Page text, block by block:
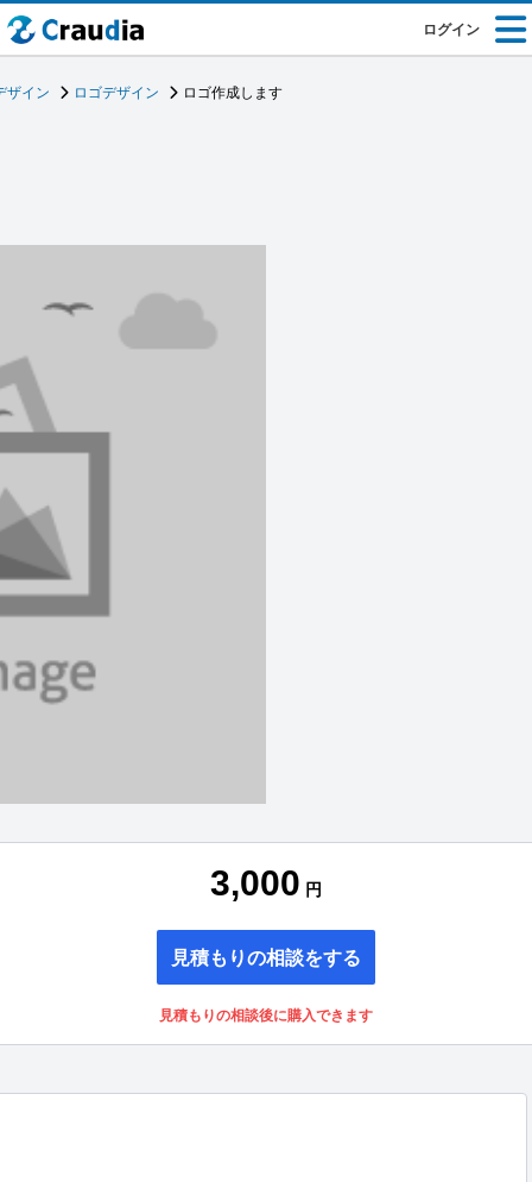
ログイン
ザイン ロゴデザイン ロゴ作成します
3,000 円
見積もりの相談をする
見積もりの相談後に購入できます